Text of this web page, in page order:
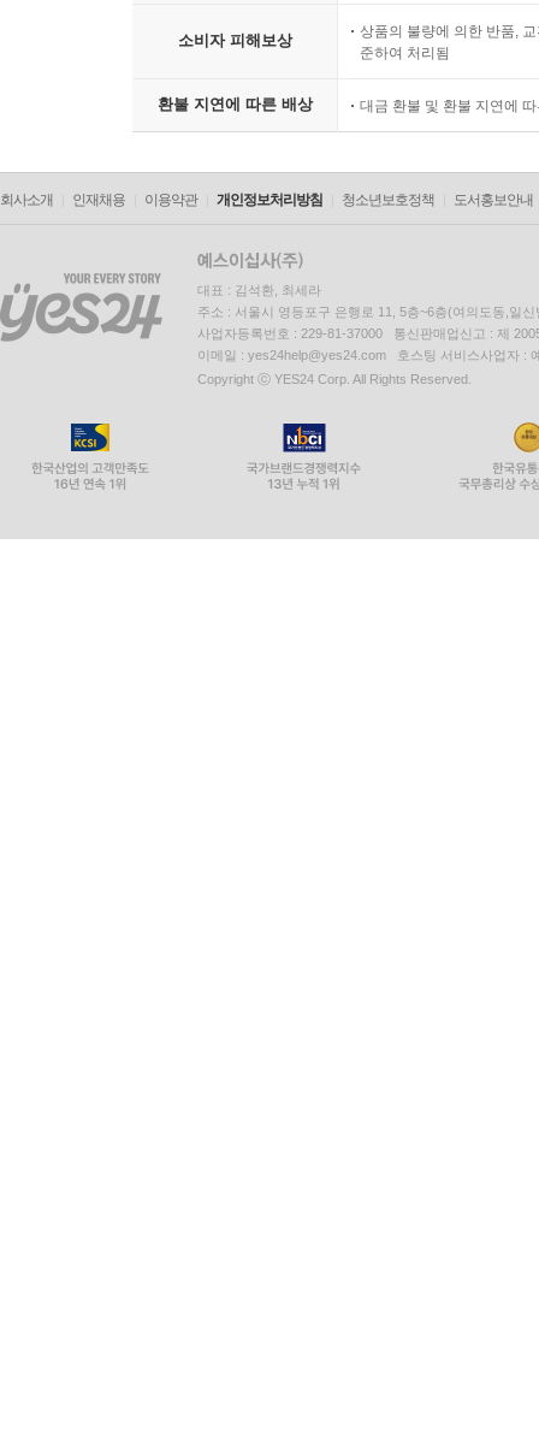
소비자 피해보상
상품의 불량에 의한 반품,
준하여 처리됨
환불 지연에 따른 배상 대금 환불 및 환불 지연에
회사소개 인재채용 이용약관 개인정보처리방침 청소년보호정책 도서홍보안내
대표 : 김석환, 최세라
주소 : 서울시 영등포구 은행로 11, 5층~6층(여의도동,일신
사업자등록번호 : 229-81-37000 통신판매업신고 : 제
이메일 : yes24help@yes24.com 호스팅 서비스사업자 :
Copyright ⓒ YES24 Corp. All Rights Reserved.